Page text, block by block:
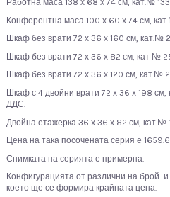
Работна маса 138 х 68 х 74 см, кат.№
Конферентна маса 100 х 60 х 74 см,
Шкаф без врати 72 х 36 х 160 см, кат.№
Шкаф без врати 72 х 36 х 82 см, кат №
Шкаф без врати 72 х 36 х 120 см, кат.№
Шкаф с 4 двойни врати 72 х 36 х 198
ДДС.
Двойна етажерка 36 х 36 х 82 см, кат.№
Цена на така посочената серия е
Снимката на серията е примерна.
Конфигурацията от различни на брой
което ще се формира крайната цена.